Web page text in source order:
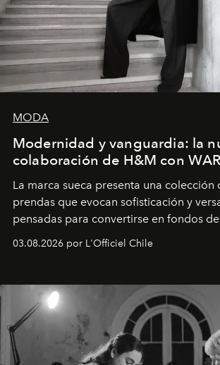
MODA
Modernidad y vanguardia: la
colaboración de H&M con
La marca sueca presenta una colección
prendas que evocan sofisticación y
pensadas para convertirse en fondos
03.08.2026 por L'Officiel Chile